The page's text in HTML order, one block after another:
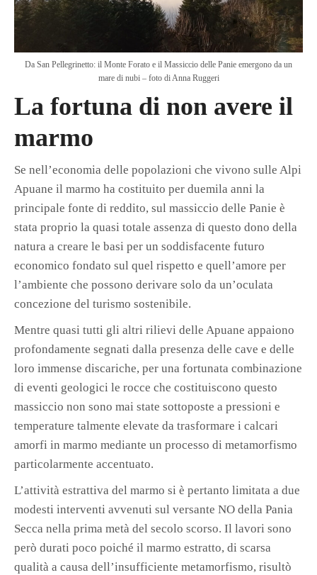
Da San Pellegrinetto: il Monte Forato e il Massiccio delle Panie emergono da un
mare di nubi – foto di Anna Ruggeri
La fortuna di non avere il
marmo
Se nell’economia delle popolazioni che vivono sulle Alpi
Apuane il marmo ha costituito per duemila anni la
principale fonte di reddito, sul massiccio delle Panie è
stata proprio la quasi totale assenza di questo dono della
natura a creare le basi per un soddisfacente futuro
economico fondato sul quel rispetto e quell’amore per
l’ambiente che possono derivare solo da un’oculata
concezione del turismo sostenibile.
Mentre quasi tutti gli altri rilievi delle Apuane appaiono
profondamente segnati dalla presenza delle cave e delle
loro immense discariche, per una fortunata combinazione
di eventi geologici le rocce che costituiscono questo
massiccio non sono mai state sottoposte a pressioni e
temperature talmente elevate da trasformare i calcari
amorfi in marmo mediante un processo di metamorfismo
particolarmente accentuato.
L’attività estrattiva del marmo si è pertanto limitata a due
modesti interventi avvenuti sul versante NO della Pania
Secca nella prima metà del secolo scorso. Il lavori sono
però durati poco poiché il marmo estratto, di scarsa
qualità a causa dell’insufficiente metamorfismo, risultò